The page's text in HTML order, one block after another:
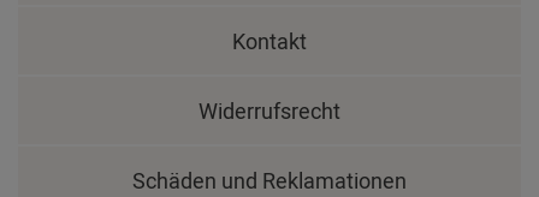
Kontakt
Widerrufsrecht
Schäden und Reklamationen